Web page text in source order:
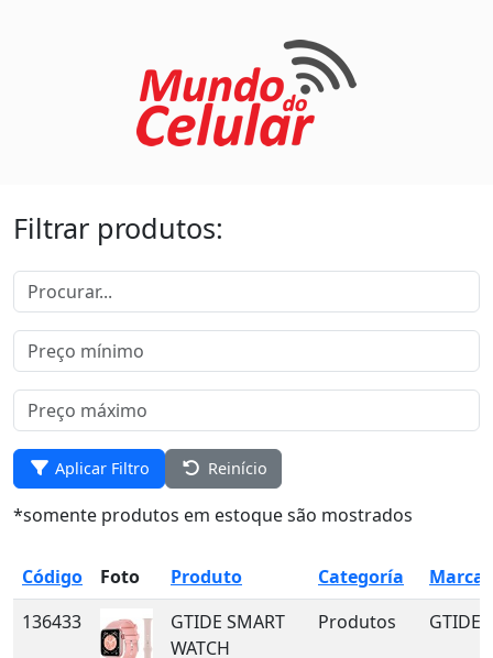
Filtrar produtos:
Aplicar Filtro Reinício
*somente produtos em estoque são mostrados
Código Foto Produto Categoría
Marca
136433
GTIDE SMART
WATCH
Produtos GTIDE